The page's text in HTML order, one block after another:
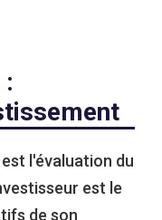
l'évaluation du
est le
de son